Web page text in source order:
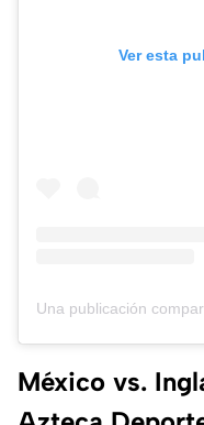
Ver esta
México vs.